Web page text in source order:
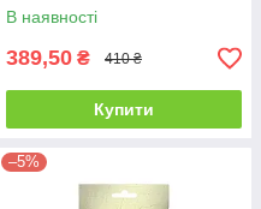
В наявності
389,50 ₴ 410 ₴
Купити
–5%